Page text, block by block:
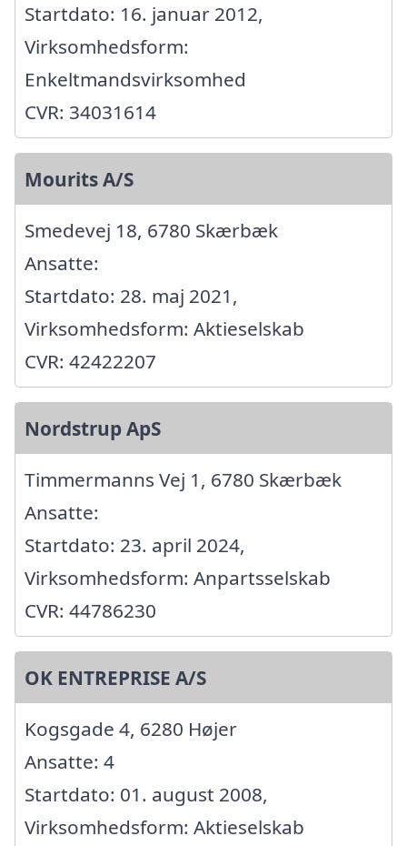
Startdato: 16. januar 2012,
Virksomhedsform:
Enkeltmandsvirksomhed
CVR: 34031614
Mourits A/S
Smedevej 18, 6780 Skærbæk
Ansatte:
Startdato: 28. maj 2021,
Virksomhedsform: Aktieselskab
CVR: 42422207
Nordstrup ApS
Timmermanns Vej 1, 6780 Skærbæk
Ansatte:
Startdato: 23. april 2024,
Virksomhedsform: Anpartsselskab
CVR: 44786230
OK ENTREPRISE A/S
Kogsgade 4, 6280 Højer
Ansatte: 4
Startdato: 01. august 2008,
Virksomhedsform: Aktieselskab